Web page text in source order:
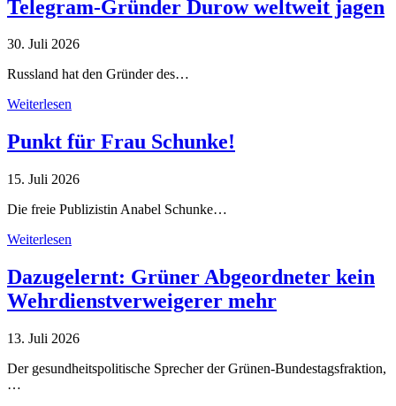
Telegram-Gründer Durow weltweit jagen
30. Juli 2026
Russland hat den Gründer des…
Weiterlesen
Punkt für Frau Schunke!
15. Juli 2026
Die freie Publizistin Anabel Schunke…
Weiterlesen
Dazugelernt: Grüner Abgeordneter kein
Wehrdienstverweigerer mehr
13. Juli 2026
Der gesundheitspolitische Sprecher der Grünen-Bundestagsfraktion,
…